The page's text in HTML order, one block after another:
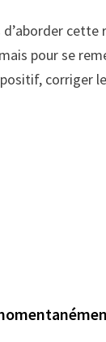
pour se
corriger
: